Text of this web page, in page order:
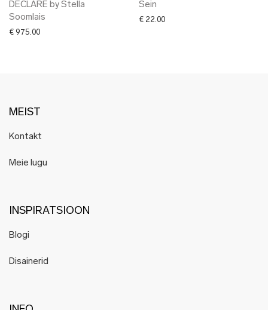
DECLARE by Stella
Soomlais
€ 975.00
Sein
€ 22.00
MEIST
Kontakt
Meie lugu
INSPIRATSIOON
Blogi
Disainerid